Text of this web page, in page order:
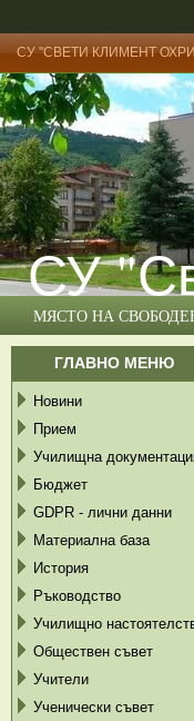
СУ "СВЕТИ КЛИМЕНТ
СУ
МЯСТО НА
ГЛАВНО МЕНЮ
Новини
Прием
Училищна
Бюджет
GDPR - лични данни
Материална база
История
Ръководство
Училищно
Обществен съвет
Учители
Ученически съвет